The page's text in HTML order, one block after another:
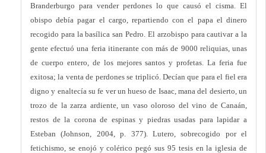
Branderburgo para vender perdones lo que causó el cisma. El
obispo debía pagar el cargo, repartiendo con el papa el dinero
recogido para la basílica san Pedro. El arzobispo para cautivar a la
gente efectuó una feria itinerante con más de 9000 reliquias, unas
de cuerpo entero, de los mejores santos y profetas. La feria fue
exitosa; la venta de perdones se triplicó. Decían que para el fiel era
digno y enaltecía su fe ver un hueso de Isaac, mana del desierto, un
trozo de la zarza ardiente, un vaso oloroso del vino de Canaán,
restos de la corona de espinas y piedras usadas para lapidar a
Esteban (Johnson, 2004, p. 377). Lutero, sobrecogido por el
fetichismo, se enojó y colérico pegó sus 95 tesis en la iglesia de